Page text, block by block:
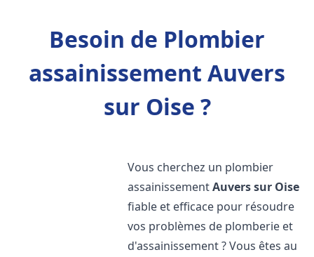
Besoin de Plombier
assainissement Auvers
sur Oise ?
Vous cherchez un plombier
assainissementAuvers sur Oise
fiable et efficace pour résoudre
vos problèmes de plomberie et
d'assainissement ? Vous êtes au